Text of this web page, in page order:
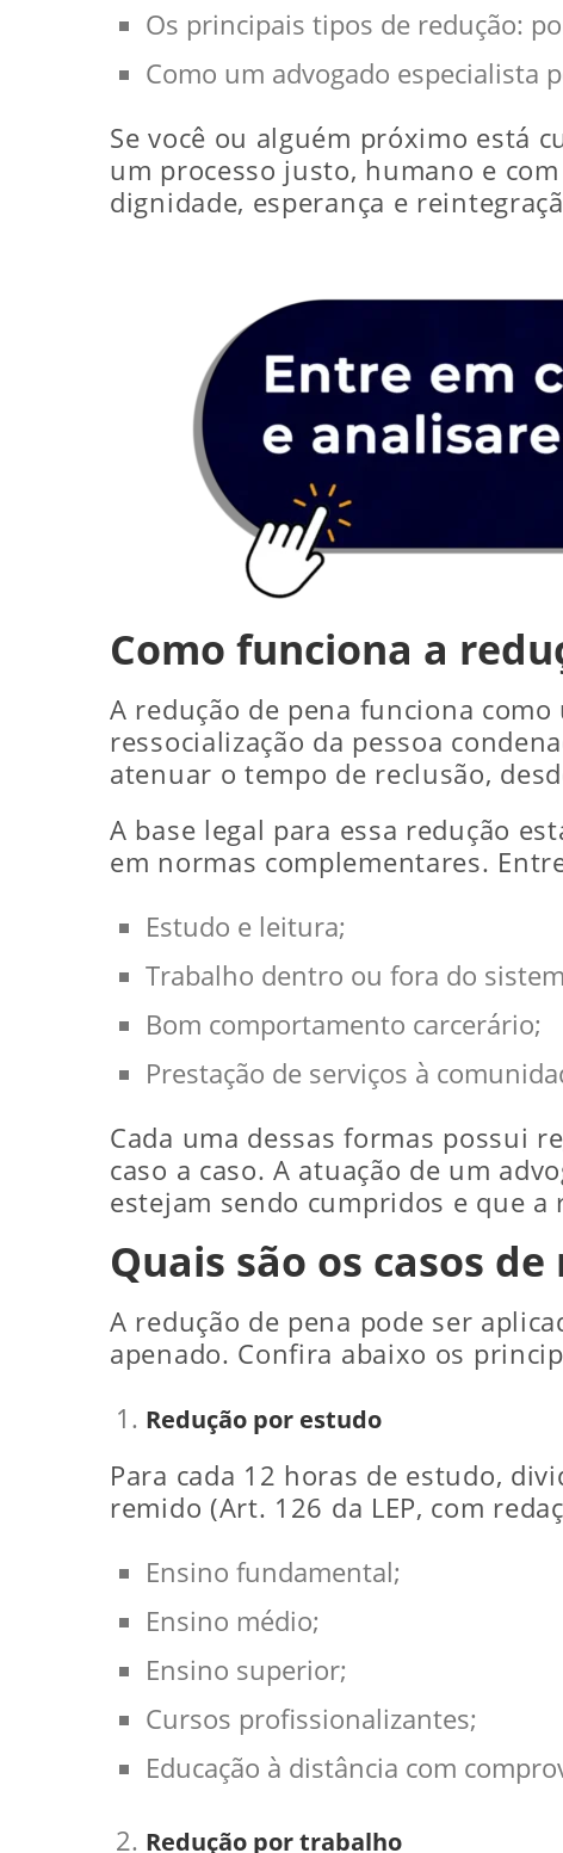
Os principais tipos de redução:
Como um advogado especialista
Se você ou alguém próximo está
um processo justo, humano e
dignidade, esperança e
Como funciona a
A redução de pena funciona
ressocialização da pessoa
atenuar o tempo de reclusão,
A base legal para essa redução
em normas complementares.
Estudo e leitura;
Trabalho dentro ou fora do
Bom comportamento carcerário;
Prestação de serviços à
Cada uma dessas formas possui
caso a caso. A atuação de um
estejam sendo cumpridos e que a
Quais são os casos
A redução de pena pode ser
apenado. Confira abaixo os
Redução por estudo
Para cada 12 horas de estudo,
remido (Art. 126 da LEP, com
Ensino fundamental;
Ensino médio;
Ensino superior;
Cursos profissionalizantes;
Educação à distância com
Redução por trabalho